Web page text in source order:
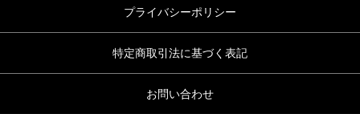
プライバシーポリシー
特定商取引法に基づく表記
お問い合わせ